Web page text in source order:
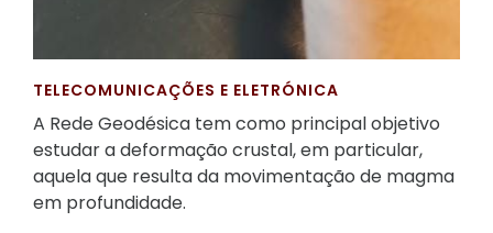
TELECOMUNICAÇÕES E ELETRÓNICA
A Rede Geodésica tem como principal objetivo
estudar a deformação crustal, em particular,
aquela que resulta da movimentação de magma
em profundidade.